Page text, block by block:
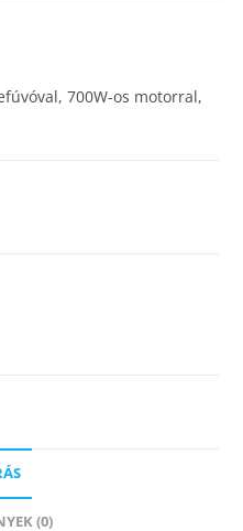
700W-os motorral,
(0)